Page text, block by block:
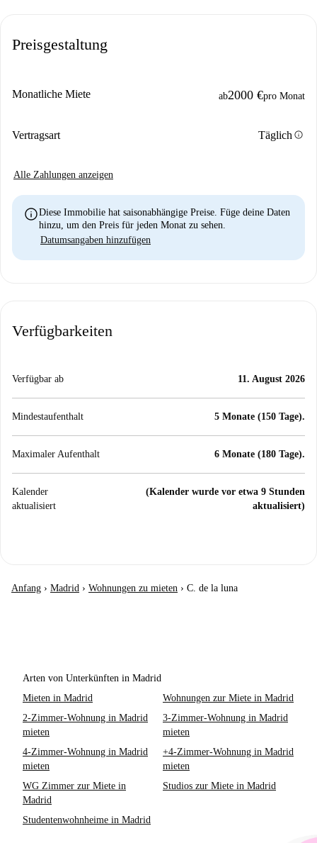
Preisgestaltung
Monatliche Miete ab2000 €pro Monat
Vertragsart Täglichinfo
Alle Zahlungen anzeigen
infoDiese Immobilie hat saisonabhängige Preise. Füge deine Daten
hinzu, um den Preis für jeden Monat zu sehen.
Datumsangaben hinzufügen
Verfügbarkeiten
Verfügbar ab 11. August 2026
Mindestaufenthalt 5 Monate (150 Tage).
Maximaler Aufenthalt 6 Monate (180 Tage).
Kalender
aktualisiert
(Kalender wurde vor etwa 9 Stunden
aktualisiert)
Anfang › Madrid › Wohnungen zu mieten › C. de la luna
Arten von Unterkünften in Madrid
Mieten in Madrid
Wohnungen zur Miete in Madrid
2-Zimmer-Wohnung in Madrid
mieten
3-Zimmer-Wohnung in Madrid
mieten
4-Zimmer-Wohnung in Madrid
mieten
+4-Zimmer-Wohnung in Madrid
mieten
WG Zimmer zur Miete in
Madrid
Studios zur Miete in Madrid
Studentenwohnheime in Madrid